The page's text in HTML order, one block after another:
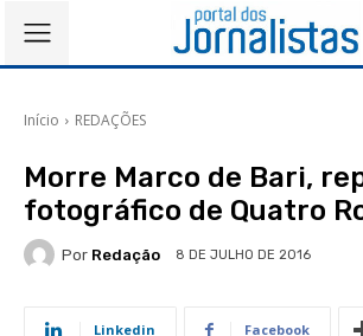
Início REDAÇÕES
Morre Marco de Bari,
fotográfico de Quatro
Por Redação 8 DE JULHO DE 2016
Linkedin Facebook